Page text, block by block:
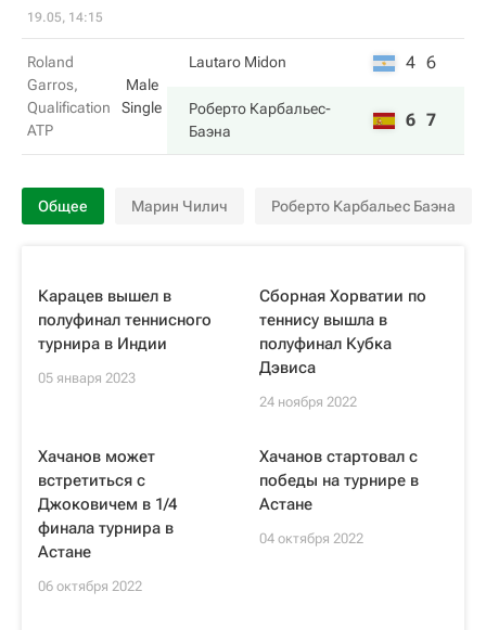
19.05, 14:15
Roland
Garros,
Qualification
ATP
Male
Single
Lautaro Midon 4 6
Роберто Карбальес-
Баэна
6 7
Общее Марин Чилич Роберто Карбальес Баэна
Карацев вышел в
полуфинал теннисного
турнира в Индии
05 января 2023
Сборная Хорватии по
теннису вышла в
полуфинал Кубка
Дэвиса
24 ноября 2022
Хачанов может
встретиться с
Джоковичем в 1/4
финала турнира в
Астане
06 октября 2022
Хачанов стартовал с
победы на турнире в
Астане
04 октября 2022